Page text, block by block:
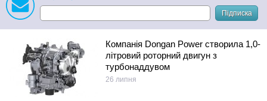
Підписка
Компанія Dongan Power створила 1,0-
літровий роторний двигун з
турбонаддувом
26 липня